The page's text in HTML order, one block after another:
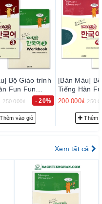
bài tập nghe, nói, đọc,
người học hệ thống lại kiến
Nghe, nói, đọc, viết.
Thông qua các bài học
lực tiếng Hàn.
dụng trong lớp học.
Bộ Giáo trình
Fun Fun
- 재미 있는 한
250.000₫ - 20%
Thêm vào giỏ
[Bản Màu]
Tiếng Hàn
Korean 5 -
180.000₫
Thêm
Xem tất cả